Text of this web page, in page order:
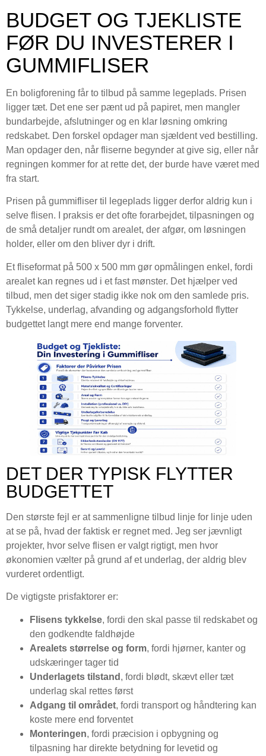
BUDGET OG TJEKLISTE
FØR DU INVESTERER I
GUMMIFLISER
En boligforening får to tilbud på samme legeplads. Prisen
ligger tæt. Det ene ser pænt ud på papiret, men mangler
bundarbejde, afslutninger og en klar løsning omkring
redskabet. Den forskel opdager man sjældent ved bestilling.
Man opdager den, når fliserne begynder at give sig, eller når
regningen kommer for at rette det, der burde have været med
fra start.
Prisen på gummifliser til legeplads ligger derfor aldrig kun i
selve flisen. I praksis er det ofte forarbejdet, tilpasningen og
de små detaljer rundt om arealet, der afgør, om løsningen
holder, eller om den bliver dyr i drift.
Et fliseformat på 500 x 500 mm gør opmålingen enkel, fordi
arealet kan regnes ud i et fast mønster. Det hjælper ved
tilbud, men det siger stadig ikke nok om den samlede pris.
Tykkelse, underlag, afvanding og adgangsforhold flytter
budgettet langt mere end mange forventer.
DET DER TYPISK FLYTTER
BUDGETTET
Den største fejl er at sammenligne tilbud linje for linje uden
at se på, hvad der faktisk er regnet med. Jeg ser jævnligt
projekter, hvor selve flisen er valgt rigtigt, men hvor
økonomien vælter på grund af et underlag, der aldrig blev
vurderet ordentligt.
De vigtigste prisfaktorer er:
Flisens tykkelse, fordi den skal passe til redskabet og
den godkendte faldhøjde
Arealets størrelse og form, fordi hjørner, kanter og
udskæringer tager tid
Underlagets tilstand , fordi blødt, skævt eller tæt
underlag skal rettes først
Adgang til området, fordi transport og håndtering kan
koste mere end forventet
Monteringen, fordi præcision i opbygning og
tilpasning har direkte betydning for levetid og